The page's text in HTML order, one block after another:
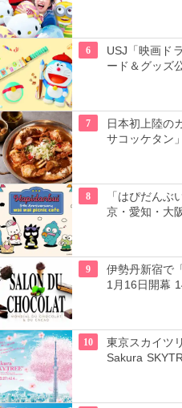
6
USJ「映画ド
ード＆グッズ
7
日本初上陸の
サコッケタン
8
「はぴだんぶ
京・愛知・大
9
伊勢丹新宿で
1月16日開幕
10
東京スカイツ
Sakura